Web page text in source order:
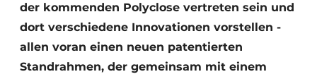
der kommenden Polyclose vertreten sein und
dort verschiedene Innovationen vorstellen -
allen voran einen neuen patentierten
Standrahmen, der gemeinsam mit einem